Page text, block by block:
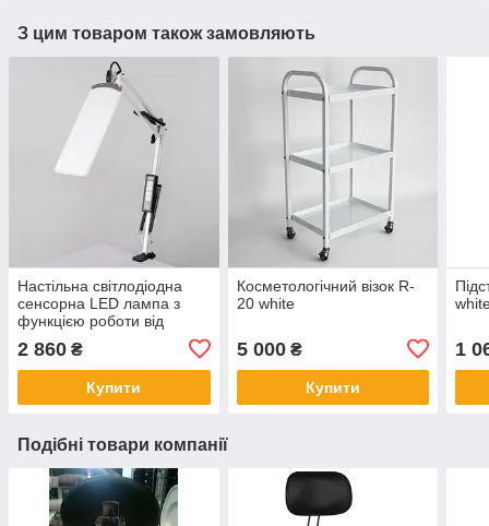
З цим товаром також замовляють
Настільна світлодіодна
сенсорна LED лампа з
функцією роботи від
регулюванням світла X-
LED-20 SW
2 860 ₴
Купити
Косметологічний візок R-
20 white
5 000₴
Купити
1
Подібні товари компанії